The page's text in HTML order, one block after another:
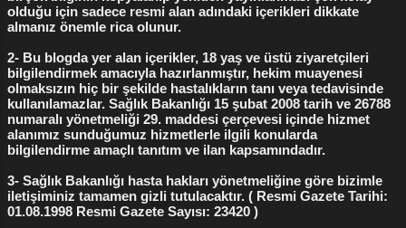
Dikişsiz Labioplasti 1 Himenoplasti 1 Kalıcı Flep 1
Kızlık zarı bozulduktan sonra
Kızlık zarı bozulması nasıl olur 1
Kızlık zarı dikimi ne kadar
1 Kızlık zarı kanaması 1
Radyofrekans Labioplasti
1 adet düzensizliği 1
adet düzensizliği tedavisi 1
bozulmuş kızlık zarı görünümü 1
cerrahi vajina daraltma 1 devlet hastanesinde kürtaj
olduğu için sadece resmi alan adındaki içerikleri dikkate
almanız önemle rica olunur.
2- Bu blogda yer alan içerikler, 18 yaş ve üstü ziyaretçileri
bilgilendirmek amacıyla hazırlanmıştır, hekim muayenesi
olmaksızın hiç bir şekilde hastalıkların tanı veya tedavisinde
kullanılamazlar. Sağlık Bakanlığı 15 şubat 2008 tarih ve 26788
numaralı yönetmeliği 29. maddesi çerçevesi içinde hizmet
alanımız sunduğumuz hizmetlerle ilgili konularda
bilgilendirme amaçlı tanıtım ve ilan kapsamındadır.
3- Sağlık Bakanlığı hasta hakları yönetmeliğine göre bizimle
iletişiminiz tamamen gizli tutulacaktır. ( Resmi Gazete Tarihi:
01.08.1998 Resmi Gazete Sayısı: 23420 )